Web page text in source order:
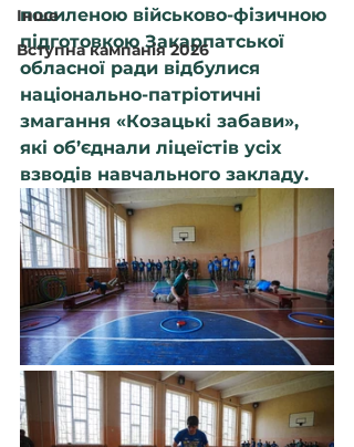
Інше
Вступна кампанія 2026
посиленою військово-фізичною
підготовкою Закарпатської
обласної ради відбулися
національно-патріотичні
змагання «Козацькі забави»,
які об’єднали ліцеїстів усіх
взводів навчального закладу.